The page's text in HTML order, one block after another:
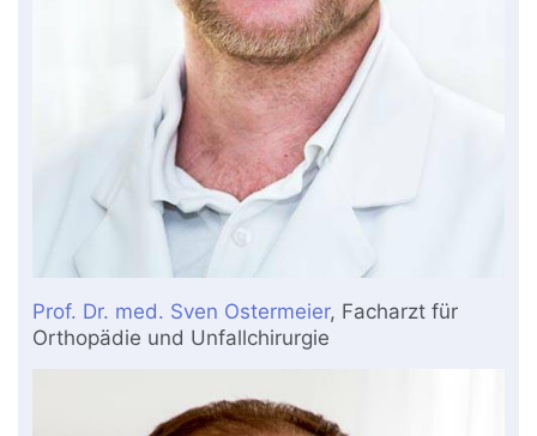
Prof. Dr. med. Sven Ostermeier, Facharzt für
Orthopädie und Unfallchirurgie